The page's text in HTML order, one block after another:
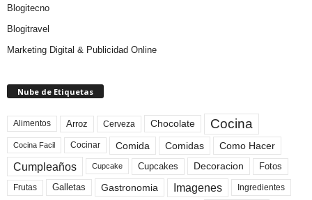
Blogitecno
Blogitravel
Marketing Digital & Publicidad Online
Nube de Etiquetas
Alimentos Arroz Cerveza Chocolate Cocina
Cocina Facil Cocinar Comida Comidas Como Hacer
Cumpleaños Cupcake Cupcakes Decoracion Fotos
Frutas Galletas Gastronomia Imagenes Ingredientes